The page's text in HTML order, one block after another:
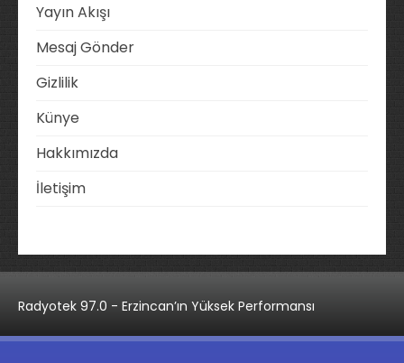
Yayın Akışı
Mesaj Gönder
Gizlilik
Künye
Hakkımızda
İletişim
Radyotek 97.0 - Erzincan’ın Yüksek Performansı